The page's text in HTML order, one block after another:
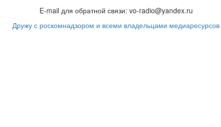
E-mail для обратной связи: vo-radio@yandex.ru
Дружу с роскомнадзором и всеми владельцами медиаресурсов